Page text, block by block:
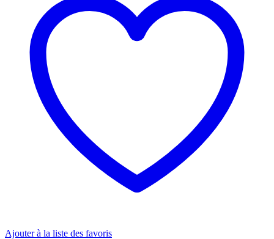
Ajouter à la liste des favoris